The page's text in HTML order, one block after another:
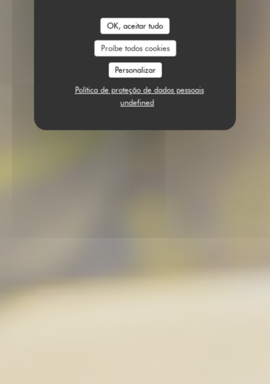
OK, aceitar tudo
Proíbe todos cookies
Personalizar
Política de proteção de dados pessoais
undefined